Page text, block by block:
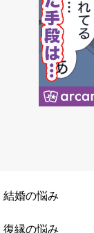
結婚の悩み
復縁の悩み